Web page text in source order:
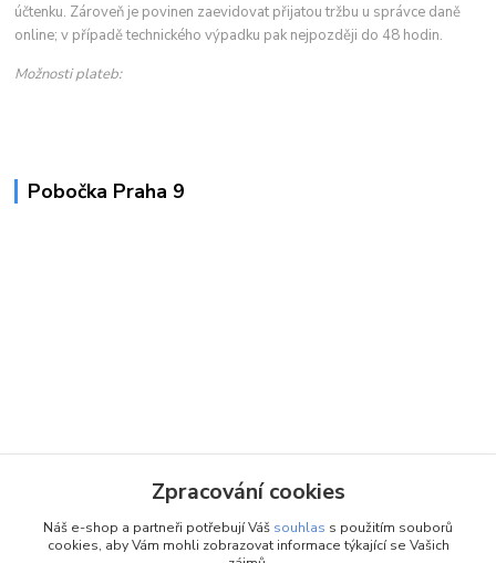
účtenku. Zároveň je povinen zaevidovat přijatou tržbu u správce daně
online; v případě technického výpadku pak nejpozději do 48 hodin.
Možnosti plateb:
Pobočka Praha 9
Zpracování cookies
Náš e-shop a partneři potřebují Váš souhlas s použitím souborů
cookies, aby Vám mohli zobrazovat informace týkající se Vašich